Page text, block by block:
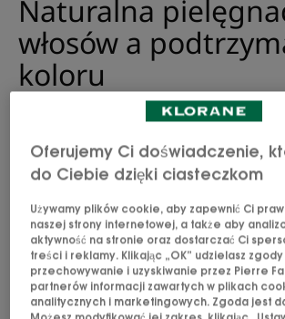
Naturalna
włosów a
koloru
Połysk jest widoczną oznaką dobrej
włosów i skóry głowy. Niezależnie
odcień mają Twoje włosy, jeśli
żywy, naturalny kolor, konieczna
pielęgnacja.
To czysta fizyka. Aby włosy lśniły,
światło, jak lustro. Można to osiągnąć
gdy włosy są zdrowe, a ich łuski
Oferujemy Ci doświadczenie,
do Ciebie dzięki ciasteczkom
Używamy plików cookie, aby zapewnić Ci
naszej strony internetowej, a także aby
aktywność na stronie oraz dostarczać Ci
treści i reklamy. Klikając „OK” udzielasz
przechowywanie i uzyskiwanie przez Pierre
partnerów informacji zawartych w plikach
analitycznych i marketingowych. Zgoda jest